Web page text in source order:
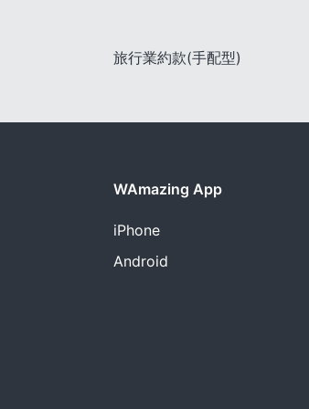
旅行業約款(手配型)
WAmazing App
iPhone
Android